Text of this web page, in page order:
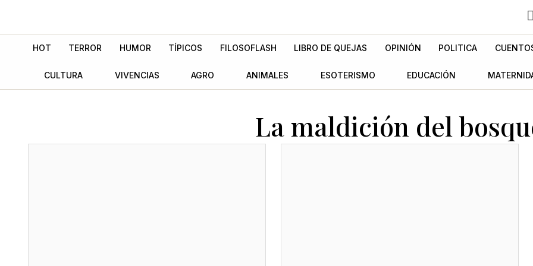
contenido
HOT TERROR HUMOR TÍPICOS FILOSOFLASH LIBRO DE QUEJAS OPINIÓN POLITICA
CULTURA VIVENCIAS AGRO ANIMALES ESOTERISMO EDUCACIÓN
La maldición del